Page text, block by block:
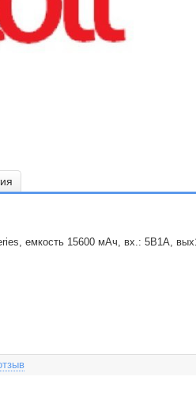
емкость 15600 мАч, вх.: 5В1А,